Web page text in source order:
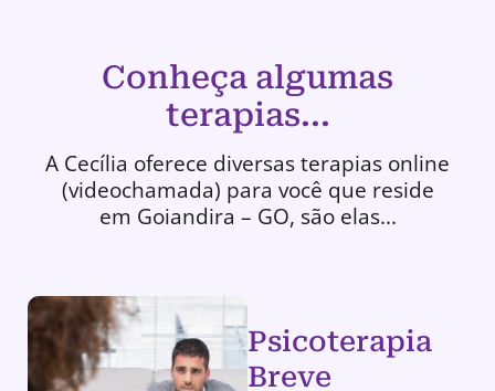
Conheça algumas
terapias...
A Cecília oferece diversas terapias online
(videochamada) para você que reside
em Goiandira – GO, são elas...
Psicoterapia
Breve